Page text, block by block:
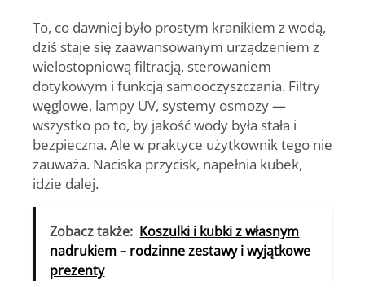
To, co dawniej było prostym kranikiem z wodą,
dziś staje się zaawansowanym urządzeniem z
wielostopniową filtracją, sterowaniem
dotykowym i funkcją samooczyszczania. Filtry
węglowe, lampy UV, systemy osmozy —
wszystko po to, by jakość wody była stała i
bezpieczna. Ale w praktyce użytkownik tego nie
zauważa. Naciska przycisk, napełnia kubek,
idzie dalej.
Zobacz także: Koszulki i kubki z własnym
nadrukiem – rodzinne zestawy i wyjątkowe
prezenty